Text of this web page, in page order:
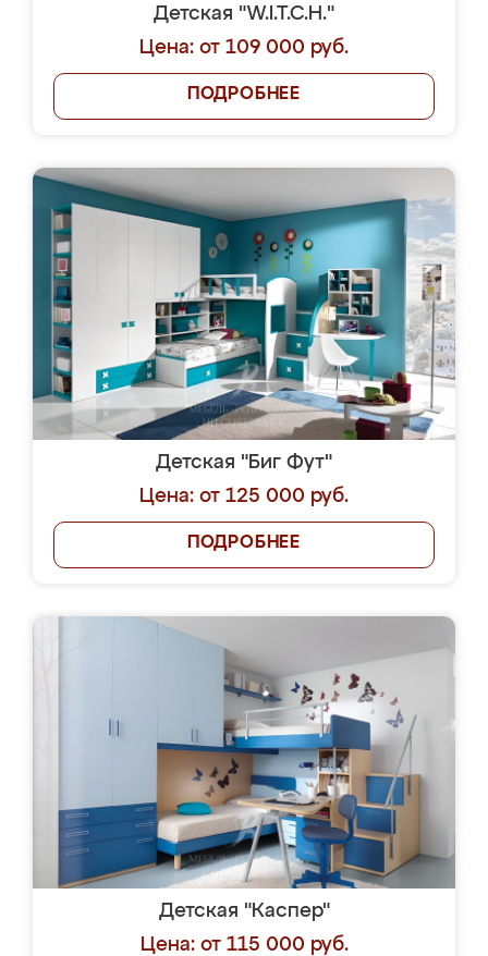
Детская "W.I.T.C.H."
Цена: от 109 000 руб.
ПОДРОБНЕЕ
Детская "Биг Фут"
Цена: от 125 000 руб.
ПОДРОБНЕЕ
Детская "Каспер"
Цена: от 115 000 руб.